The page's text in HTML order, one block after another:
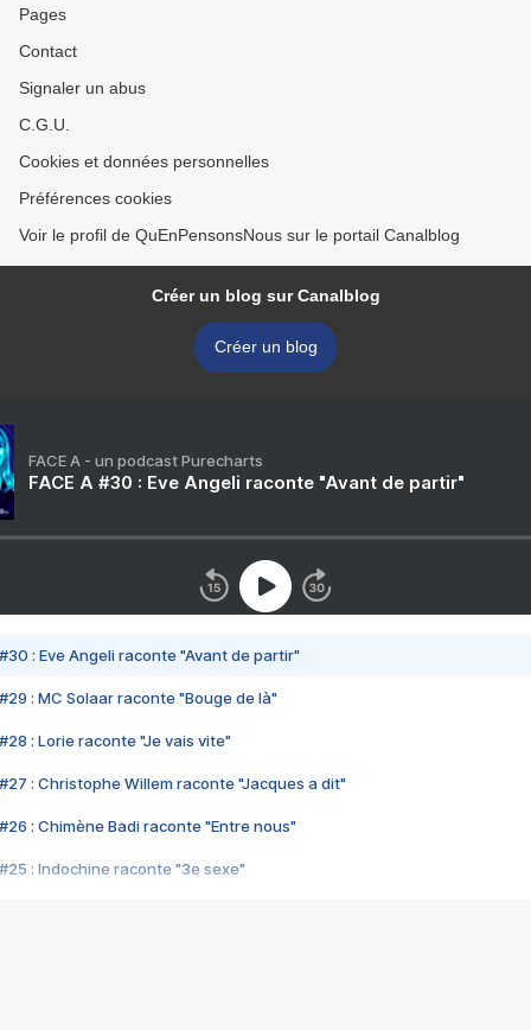
Pages
Contact
Signaler un abus
C.G.U.
Cookies et données personnelles
Préférences cookies
Voir le profil de QuEnPensonsNous sur le portail Canalblog
Créer un blog sur Canalblog
Créer un blog
FACE A - un podcast Purecharts
FACE A #30 : Eve Angeli raconte "Avant de partir"
#30 : Eve Angeli raconte "Avant de partir"
#29 : MC Solaar raconte "Bouge de là"
#28 : Lorie raconte "Je vais vite"
#27 : Christophe Willem raconte "Jacques a dit"
#26 : Chimène Badi raconte "Entre nous"
#25 : Indochine raconte "3e sexe"